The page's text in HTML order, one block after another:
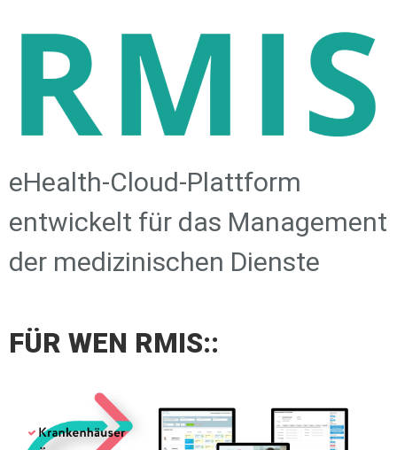
eHealth-Cloud-Plattform
entwickelt für das Management
der medizinischen Dienste
FÜR WEN RMIS::